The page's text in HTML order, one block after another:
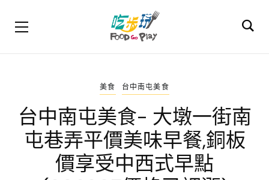
美食 台中南屯美食
台中南屯美食- 大墩一街南
屯巷弄平價美味早餐,銅板
價享受中西式早點